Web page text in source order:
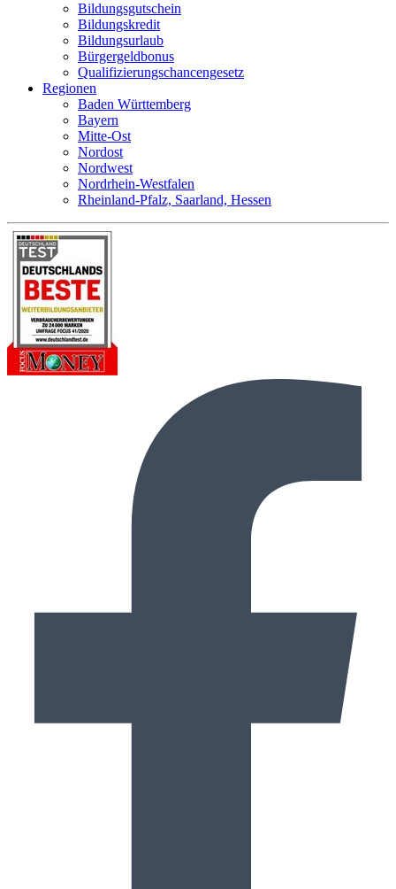
Bildungsgutschein
Bildungskredit
Bildungsurlaub
Bürgergeldbonus
Qualifizierungschancengesetz
Regionen
Baden Württemberg
Bayern
Mitte-Ost
Nordost
Nordwest
Nordrhein-Westfalen
Rheinland-Pfalz, Saarland, Hessen